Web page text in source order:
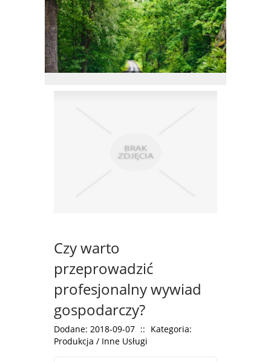
Czy warto
przeprowadzić
profesjonalny wywiad
gospodarczy?
Dodane: 2018-09-07 :: Kategoria:
Produkcja / Inne Usługi